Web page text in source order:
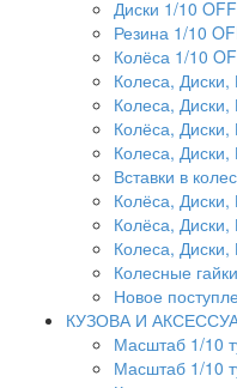
Диски 1/10
Резина 1/10
Колёса 1/10
Колеса,
Колеса,
Колёса,
Колеса,
Вставки в
Колёса, Диски,
Колёса,
Колеса,
Колесные
Новое
КУЗОВА И
Масштаб 1/10
Масштаб 1/10